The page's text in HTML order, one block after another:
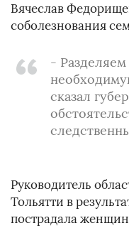
Вячеслав
соболезнования
-
сказал
Руководитель
Тольятти в
пострадала